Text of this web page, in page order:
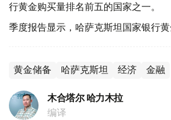
行黄金购买量排名前五的国家之一。
季度报告显示，哈萨克斯坦国家银行黄
黄金储备 哈萨克斯坦 经济 金融
木合塔尔 哈力木拉
编译